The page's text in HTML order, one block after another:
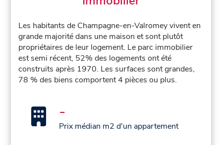
Les habitants de Champagne-en-Valromey vivent en
grande majorité dans une maison et sont plutôt
propriétaires de leur logement. Le parc immobilier
est semi récent, 52% des logements ont été
construits après 1970. Les surfaces sont grandes,
78 % des biens comportent 4 pièces ou plus.
-
Prix médian m2 d'un appartement